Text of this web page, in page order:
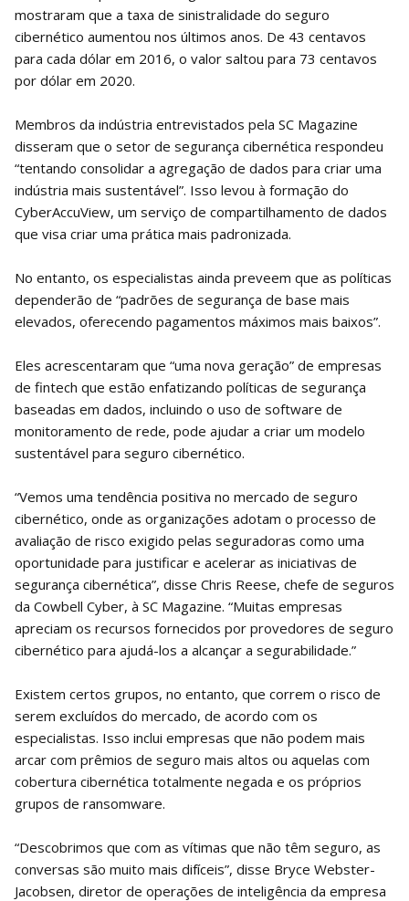
mostraram que a taxa de sinistralidade do seguro
cibernético aumentou nos últimos anos. De 43 centavos
para cada dólar em 2016, o valor saltou para 73 centavos
por dólar em 2020.
Membros da indústria entrevistados pela SC Magazine
disseram que o setor de segurança cibernética respondeu
“tentando consolidar a agregação de dados para criar uma
indústria mais sustentável”. Isso levou à formação do
CyberAccuView, um serviço de compartilhamento de dados
que visa criar uma prática mais padronizada.
No entanto, os especialistas ainda preveem que as políticas
dependerão de “padrões de segurança de base mais
elevados, oferecendo pagamentos máximos mais baixos”.
Eles acrescentaram que “uma nova geração” de empresas
de fintech que estão enfatizando políticas de segurança
baseadas em dados, incluindo o uso de software de
monitoramento de rede, pode ajudar a criar um modelo
sustentável para seguro cibernético.
“Vemos uma tendência positiva no mercado de seguro
cibernético, onde as organizações adotam o processo de
avaliação de risco exigido pelas seguradoras como uma
oportunidade para justificar e acelerar as iniciativas de
segurança cibernética”, disse Chris Reese, chefe de seguros
da Cowbell Cyber, à SC Magazine. “Muitas empresas
apreciam os recursos fornecidos por provedores de seguro
cibernético para ajudá-los a alcançar a segurabilidade.”
Existem certos grupos, no entanto, que correm o risco de
serem excluídos do mercado, de acordo com os
especialistas. Isso inclui empresas que não podem mais
arcar com prêmios de seguro mais altos ou aquelas com
cobertura cibernética totalmente negada e os próprios
grupos de ransomware.
“Descobrimos que com as vítimas que não têm seguro, as
conversas são muito mais difíceis”, disse Bryce Webster-
Jacobsen, diretor de operações de inteligência da empresa